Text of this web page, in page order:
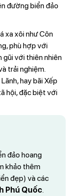
đường biển đảo
xa xôi như Côn
phù hợp với
gũi với thiên nhiên
trải nghiệm.
hay bãi Xếp
hội, đặc biệt với
đảo hoang
khảo thêm
đẹp) và các
Phú Quốc